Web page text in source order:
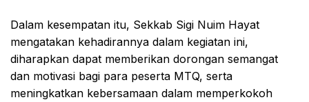
Dalam kesempatan itu, Sekkab Sigi Nuim Hayat
mengatakan kehadirannya dalam kegiatan ini,
diharapkan dapat memberikan dorongan semangat
dan motivasi bagi para peserta MTQ, serta
meningkatkan kebersamaan dalam memperkokoh